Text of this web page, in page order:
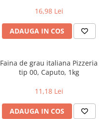
16,98 Lei
ADAUGA IN COS
Faina de grau italiana Pizzeria
tip 00, Caputo, 1kg
11,18 Lei
ADAUGA IN COS